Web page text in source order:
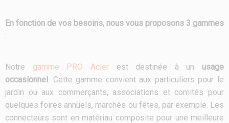
En fonction de vos besoins, nous vous proposons 3 gammes
:
Notre gamme PRO Acierest destinée à un usage
occasionnel . Cette gamme convient aux particuliers pour le
jardin ou aux commerçants, associations et comités pour
quelques foires annuels, marchés ou fêtes, par exemple. Les
connecteurs sont en matériau composite pour une meilleure